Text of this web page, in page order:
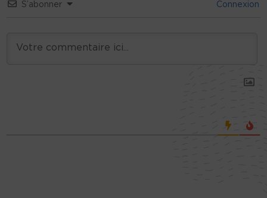
S’abonner Connexion